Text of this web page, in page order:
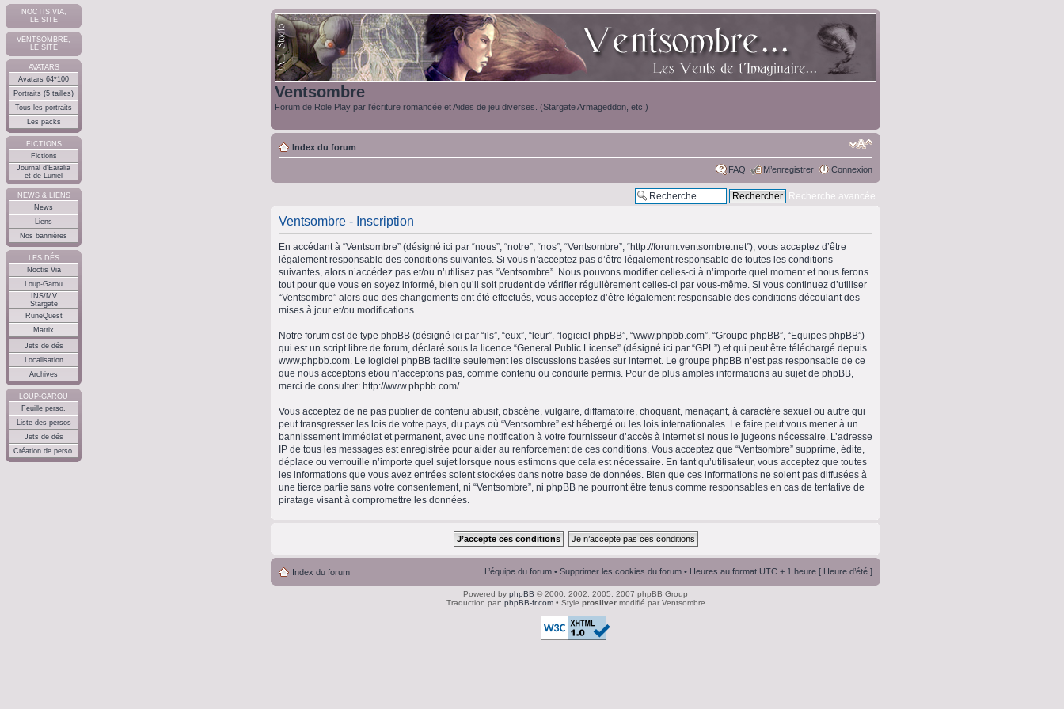
NOCTIS VIA,
LE SITE
VENTSOMBRE,
LE SITE
AVATARS
Avatars 64*100
Portraits (5 tailles)
Tous les portraits
Les packs
FICTIONS
Fictions
Journal d'Earalia
et de Luniel
NEWS & LIENS
News
Liens
Nos bannières
LES DÉS
Noctis Via
Loup-Garou
INS/MV
Stargate
RuneQuest
Matrix
Jets de dés
Localisation
Archives
LOUP-GAROU
Feuille perso.
Liste des persos
Jets de dés
Création de perso.
Ventsombre
Forum de Role Play par l'écriture romancée et Aides de jeu diverses. (Stargate Armageddon, etc.)
Index du forum
FAQ M’enregistrer Connexion
Recherche avancée
Ventsombre - Inscription
En accédant à “Ventsombre” (désigné ici par “nous”, “notre”, “nos”, “Ventsombre”, “http://forum.ventsombre.net”), vous acceptez d’être
légalement responsable des conditions suivantes. Si vous n’acceptez pas d’être légalement responsable de toutes les conditions
suivantes, alors n’accédez pas et/ou n’utilisez pas “Ventsombre”. Nous pouvons modifier celles-ci à n’importe quel moment et nous ferons
tout pour que vous en soyez informé, bien qu’il soit prudent de vérifier régulièrement celles-ci par vous-même. Si vous continuez d’utiliser
“Ventsombre” alors que des changements ont été effectués, vous acceptez d’être légalement responsable des conditions découlant des
mises à jour et/ou modifications.
Notre forum est de type phpBB (désigné ici par “ils”, “eux”, “leur”, “logiciel phpBB”, “www.phpbb.com”, “Groupe phpBB”, “Equipes phpBB”)
qui est un script libre de forum, déclaré sous la licence “General Public License” (désigné ici par “GPL”) et qui peut être téléchargé depuis
www.phpbb.com . Le logiciel phpBB facilite seulement les discussions basées sur internet. Le groupe phpBB n’est pas responsable de ce
que nous acceptons et/ou n’acceptons pas, comme contenu ou conduite permis. Pour de plus amples informations au sujet de phpBB,
merci de consulter: http://www.phpbb.com/.
Vous acceptez de ne pas publier de contenu abusif, obscène, vulgaire, diffamatoire, choquant, menaçant, à caractère sexuel ou autre qui
peut transgresser les lois de votre pays, du pays où “Ventsombre” est hébergé ou les lois internationales. Le faire peut vous mener à un
bannissement immédiat et permanent, avec une notification à votre fournisseur d’accès à internet si nous le jugeons nécessaire. L’adresse
IP de tous les messages est enregistrée pour aider au renforcement de ces conditions. Vous acceptez que “Ventsombre” supprime, édite,
déplace ou verrouille n’importe quel sujet lorsque nous estimons que cela est nécessaire. En tant qu’utilisateur, vous acceptez que toutes
les informations que vous avez entrées soient stockées dans notre base de données. Bien que ces informations ne soient pas diffusées à
une tierce partie sans votre consentement, ni “Ventsombre”, ni phpBB ne pourront être tenus comme responsables en cas de tentative de
piratage visant à compromettre les données.
Index du forum L’équipe du forum • Supprimer les cookies du forum • Heures au format UTC + 1 heure [ Heure d’été ]
Powered by phpBB © 2000, 2002, 2005, 2007 phpBB Group
Traduction par: phpBB-fr.com• Style prosilvermodifié par Ventsombre